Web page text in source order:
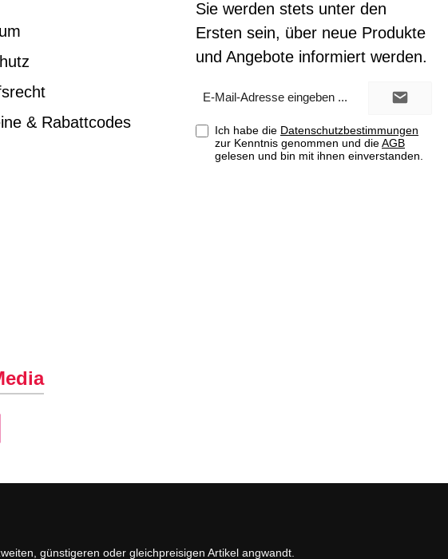
& Rabattcodes
Sie werden stets unter den
Ersten sein, über neue Produkte
und Angebote informiert werden.
Mail-
Ich habe die Datenschutzbestimmungen
zur Kenntnis genommen und dieAGB
gelesen und bin mit ihnen einverstanden.
günstigeren oder gleichpreisigen Artikel angwandt.